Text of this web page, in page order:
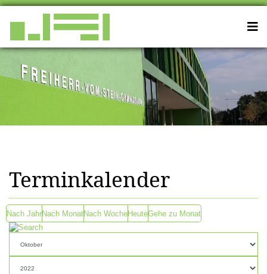
Terminkalender
Nach JahrNach MonatNach WocheHeuteGehe zu Monat